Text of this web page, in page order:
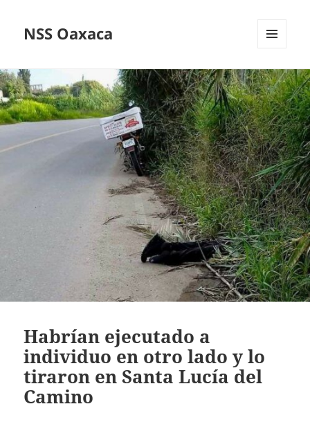
NSS Oaxaca
WIDGETS
Habrían ejecutado a
individuo en otro lado y lo
tiraron en Santa Lucía del
Camino